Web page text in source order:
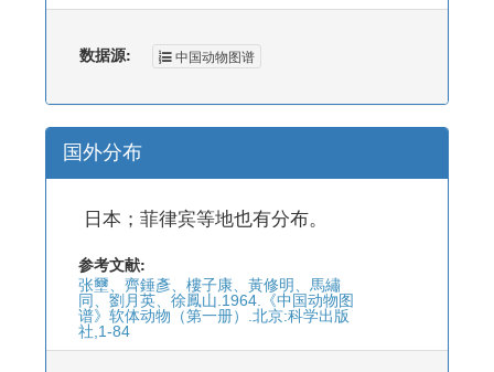
数据源: 中国动物图谱
国外分布
日本；菲律宾等地也有分布。
参考文献:
张壐、齊錘彥、樓子康、黃修明、馬繡
同、劉月英、徐鳳山.1964.《中国动物图
谱》软体动物（第一册）.北京:科学出版
社,1-84